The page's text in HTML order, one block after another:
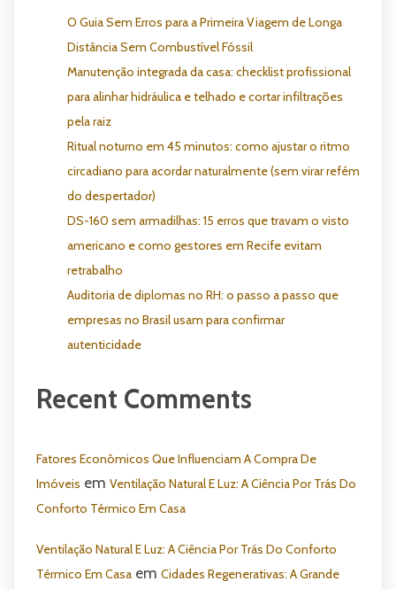
O Guia Sem Erros para a Primeira Viagem de Longa
Distância Sem Combustível Fóssil
Manutenção integrada da casa: checklist profissional
para alinhar hidráulica e telhado e cortar infiltrações
pela raiz
Ritual noturno em 45 minutos: como ajustar o ritmo
circadiano para acordar naturalmente (sem virar refém
do despertador)
DS-160 sem armadilhas: 15 erros que travam o visto
americano e como gestores em Recife evitam
retrabalho
Auditoria de diplomas no RH: o passo a passo que
empresas no Brasil usam para confirmar
autenticidade
Recent Comments
Fatores Econômicos Que Influenciam A Compra De
Imóveis em Ventilação Natural E Luz: A Ciência Por Trás Do
Conforto Térmico Em Casa
Ventilação Natural E Luz: A Ciência Por Trás Do Conforto
Térmico Em Casa em Cidades Regenerativas: A Grande